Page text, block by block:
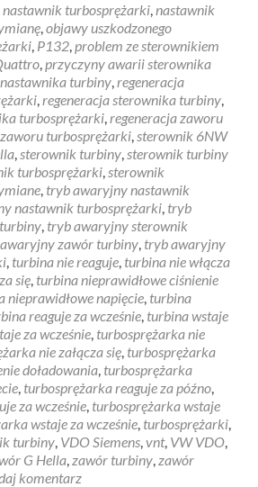
nastawnik turbosprężarki,nastawnik
,objawy uszkodzonego
, P132,problem ze sterownikiem
,przyczyny awarii sterownika
turbiny,regeneracja
,regeneracja sterownika turbiny,
turbosprężarki,regeneracja zaworu
turbosprężarki,sterownik 6NW
,sterownik turbiny,sterownik turbiny
turbosprężarki,sterownik
, tryb awaryjny nastawnik
nastawnik turbosprężarki, tryb
, tryb awaryjny sterownik
zawór turbiny, tryb awaryjny
, turbina nie reaguje, turbina nie włącza
się, turbina nieprawidłowe ciśnienie
nieprawidłowe napięcie, turbina
reaguje za wcześnie, turbina wstaje
za wcześnie, turbosprężarka nie
nie załącza się, turbosprężarka
doładowania, turbosprężarka
, turbosprężarka reaguje za późno,
za wcześnie, turbosprężarka wstaje
wstaje za wcześnie, turbosprężarki,
turbiny, VDO Siemens,vnt, VW VDO,
G Hella,zawór turbiny,zawór
komentarz